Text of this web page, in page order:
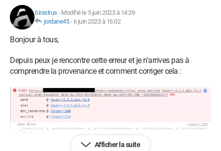
Sinistrus - Modifié le 5 juin 2023 à 14:39
jordane45- 6 juin 2023 à 16:02
Bonjour à tous,
Depuis peux je rencontre cette erreur et je n'arrives pas à
comprendre la provenance et comment corriger cela :
Pouvez-vous m'aider svp à comprendre d'où vient le souci ?
Afficher la suite